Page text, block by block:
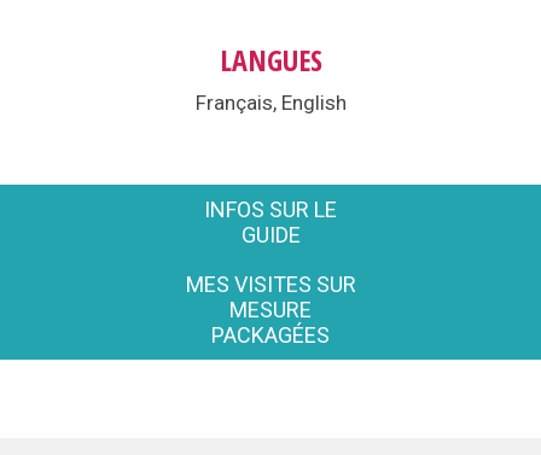
LANGUES
Français, English
INFOS SUR LE
GUIDE
MES VISITES SUR
MESURE
PACKAGÉES